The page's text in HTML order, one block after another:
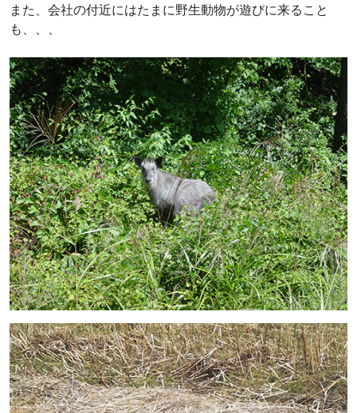
また、会社の付近にはたまに野生動物が遊びに来ること
も、、、